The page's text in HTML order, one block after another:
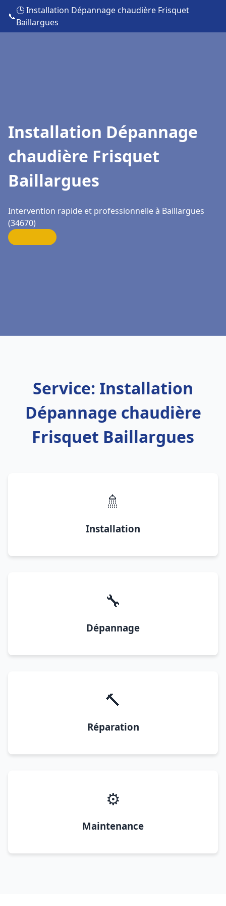
📞
🕒 Installation Dépannage chaudière Frisquet
Baillargues
Installation Dépannage
chaudière Frisquet
Baillargues
Intervention rapide et professionnelle à Baillargues
(34670)
Service: Installation
Dépannage chaudière
Frisquet Baillargues
🚿
Installation
🔧
Dépannage
🔨
Réparation
⚙️
Maintenance